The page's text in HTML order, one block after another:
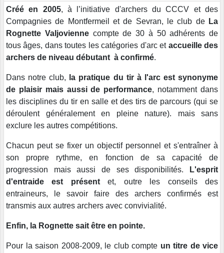
Créé en 2005, à l’initiative d'archers du CCCV et des
Compagnies de Montfermeil et de Sevran, le club de La
Rognette Valjoviennecompte de 30 à 50 adhérents de
tous âges, dans toutes les catégories d'arc et accueille des
archers de niveau débutant à confirmé.
Dans notre club,
la pratique du tir à l'arc est synonyme
de plaisir mais aussi de performance, notamment dans
les disciplines du tir en salle et des tirs de parcours (qui se
déroulent généralement en pleine nature). mais sans
exclure les autres compétitions.
Chacun peut se fixer un objectif personnel et s'entraîner à
son propre rythme, en fonction de sa capacité de
progression mais aussi de ses disponibilités.
L'esprit
d'entraide est présentet, outre les conseils des
entraineurs, le savoir faire des archers confirmés est
transmis aux autres archers avec convivialité.
Enfin, la Rognette sait être en pointe.
Pour la saison 2008-2009, le club compte un titre de vice